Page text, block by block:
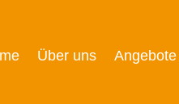
Über uns Angebote